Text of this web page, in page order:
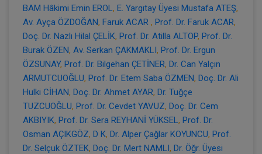
BAM Hâkimi Emin EROL, E. Yargıtay Üyesi Mustafa ATEŞ,
Av. Ayça ÖZDOĞAN, Faruk ACAR , Prof. Dr. Faruk ACAR,
Doç. Dr. Nazlı Hilal ÇELİK, Prof. Dr. Atilla ALTOP, Prof. Dr.
Burak ÖZEN, Av. Serkan ÇAKMAKLI, Prof. Dr. Ergun
ÖZSUNAY, Prof. Dr. Bilgehan ÇETİNER, Dr. Can Yalçın
ARMUTCUOĞLU, Prof. Dr. Etem Saba ÖZMEN, Doç. Dr. Ali
Hulki CİHAN, Doç. Dr. Ahmet AYAR, Dr. Tuğçe
TUZCUOĞLU, Prof. Dr. Cevdet YAVUZ, Doç. Dr. Cem
AKBIYIK, Prof. Dr. Sera REYHANİ YÜKSEL, Prof. Dr.
Osman AÇIKGÖZ, D K, Dr. Alper Çağlar KOYUNCU, Prof.
Dr. Selçuk ÖZTEK, Doç. Dr. Mert NAMLI, Dr. Öğr. Üyesi